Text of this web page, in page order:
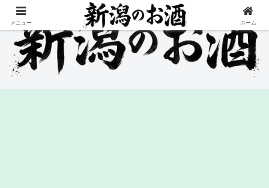
メニュー ホーム